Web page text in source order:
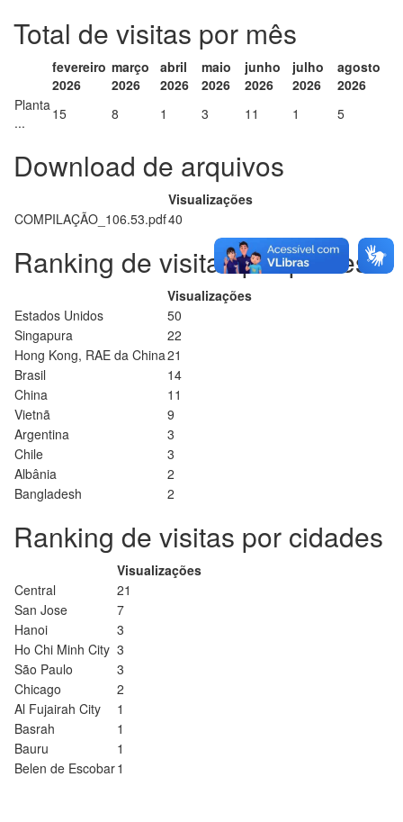
Total de visitas por mês
fevereiro
2026
março
2026
abril
2026
maio
2026
junho
2026
julho
2026
agosto
2026
Planta
...
15 8 1 3 11 1 5
Download de arquivos
Visualizações
COMPILAÇÃO_106.53.pdf40
Ranking de visitas por países
Visualizações
Estados Unidos
50
Singapura
22
Hong Kong, RAE da China21
Brasil
14
China
11
Vietnã
9
Argentina
3
Chile
3
Albânia
2
Bangladesh
2
Ranking de visitas por cidades
Visualizações
Central
21
San Jose
7
Hanoi
3
Ho Chi Minh City 3
São Paulo
3
Chicago
2
Al Fujairah City
1
Basrah
1
Bauru
1
Belen de Escobar1